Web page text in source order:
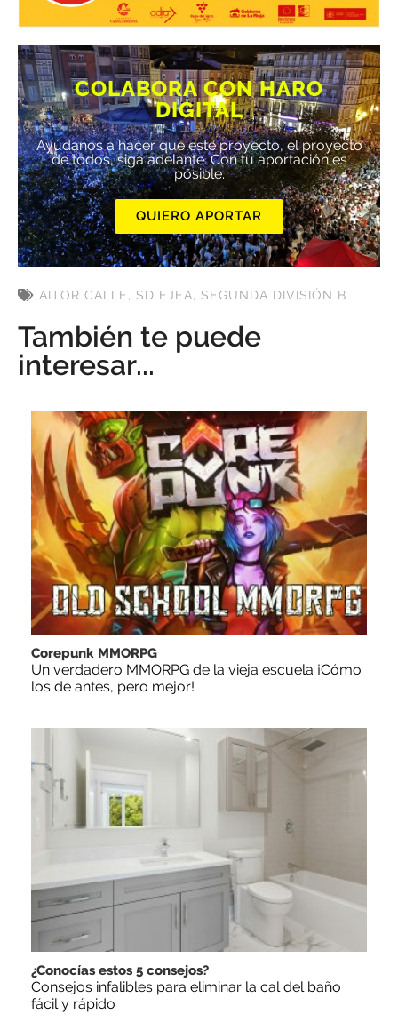
COLABORA CON HARO
DIGITAL
Ayúdanos a hacer que este proyecto, el proyecto
de todos, siga adelante. Con tu aportación es
posible.
QUIERO APORTAR
AITOR CALLE, SD EJEA, SEGUNDA DIVISIÓN B
También te puede
interesar...
Corepunk MMORPG
Un verdadero MMORPG de la vieja escuela ¡Cómo
los de antes, pero mejor!
¿Conocías estos 5 consejos?
Consejos infalibles para eliminar la cal del baño
fácil y rápido